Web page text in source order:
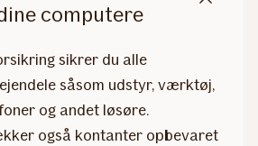
computere
sikrer du alle
såsom udstyr, værktøj,
og andet løsøre.
også kontanter opbevaret